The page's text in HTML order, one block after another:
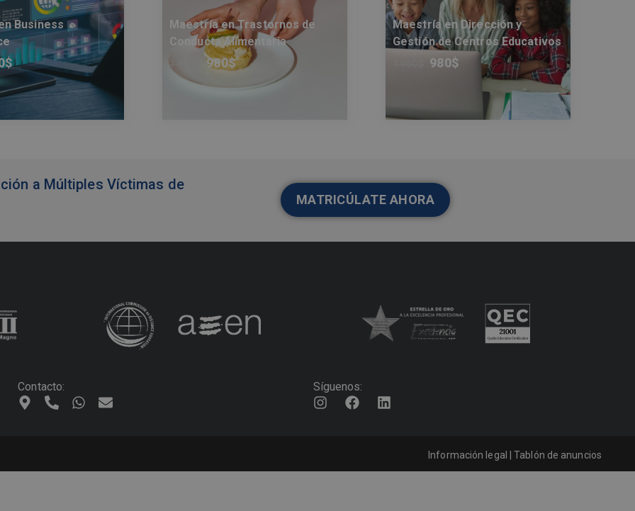
Business
$
Maestría en Trastornos de
Conducta Alimentaria
1.960 980$
Maestría en Dirección y
Gestión de Centros Educativos
980$
a Múltiples Víctimas de
MATRICÚLATE AHORA
Contacto: Síguenos:
Información legal |Tablón de anuncios